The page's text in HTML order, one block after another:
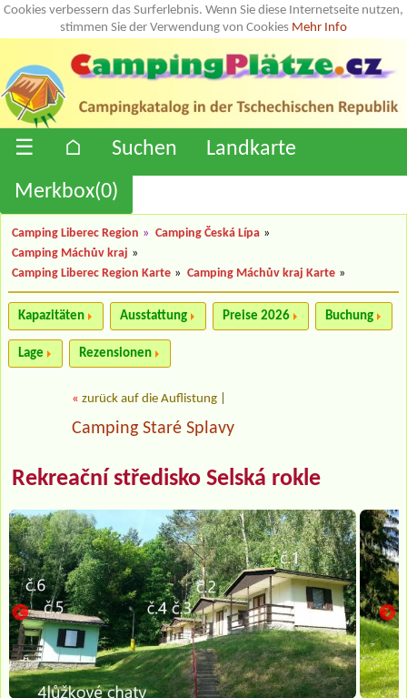
Cookies verbessern das Surferlebnis. Wenn Sie diese Internetseite nutzen,
stimmen Sie der Verwendung von Cookies Mehr Info
☰ ⌂ Suchen
Landkarte
Merkbox(0)
Camping Liberec Region » Camping Česká Lípa »
Camping Máchův kraj »
Camping Liberec Region Karte » Camping Máchův kraj Karte »
Kapazitäten Ausstattung Preise 2026 Buchung
Lage Rezensionen
« zurück auf die Auflistung
Camping Staré Splavy
Rekreační středisko Selská rokle